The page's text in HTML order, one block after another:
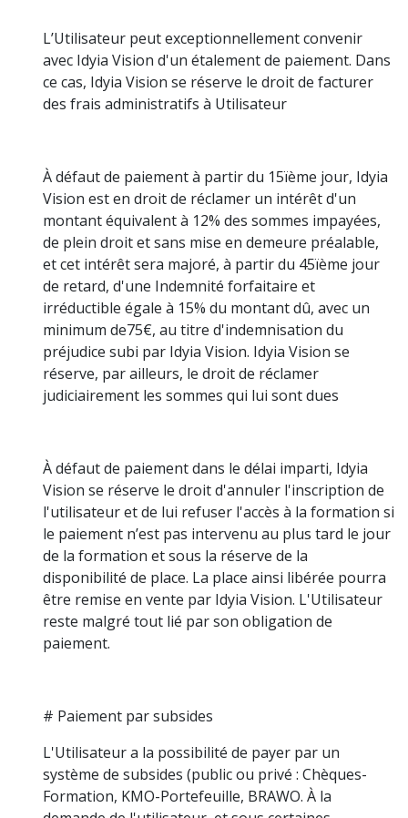
L’Utilisateur peut exceptionnellement convenir
avec Idyia Vision d'un étalement de paiement. Dans
ce cas, Idyia Vision se réserve le droit de facturer
des frais administratifs à Utilisateur
À défaut de paiement à partir du 15ïème jour, Idyia
Vision est en droit de réclamer un intérêt d'un
montant équivalent à 12% des sommes impayées,
de plein droit et sans mise en demeure préalable,
et cet intérêt sera majoré, à partir du 45ïème jour
de retard, d'une Indemnité forfaitaire et
irréductible égale à 15% du montant dû, avec un
minimum de75€, au titre d'indemnisation du
préjudice subi par Idyia Vision. Idyia Vision se
réserve, par ailleurs, le droit de réclamer
judiciairement les sommes qui lui sont dues
À défaut de paiement dans le délai imparti, Idyia
Vision se réserve le droit d'annuler l'inscription de
l'utilisateur et de lui refuser l'accès à la formation si
le paiement n’est pas intervenu au plus tard le jour
de la formation et sous la réserve de la
disponibilité de place. La place ainsi libérée pourra
être remise en vente par Idyia Vision. L'Utilisateur
reste malgré tout lié par son obligation de
paiement.
# Paiement par subsides
L'Utilisateur a la possibilité de payer par un
système de subsides (public ou privé : Chèques-
Formation, KMO-Portefeuille, BRAWO. À la